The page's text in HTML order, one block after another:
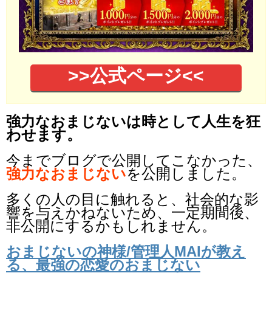
>>公式ページ<<
強力なおまじないは時として人生を狂
わせます。
今までブログで公開してこなかった、
強力なおまじないを公開しました。
多くの人の目に触れると、社会的な影
響を与えかねないため、一定期間後、
非公開にするかもしれません。
おまじないの神様/管理人MAIが教え
る、最強の恋愛のおまじない